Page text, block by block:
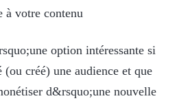
à votre contenu
option intéressante si
(ou créé) une audience et que
d&rsquo;une nouvelle